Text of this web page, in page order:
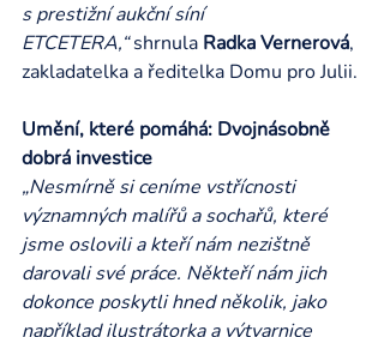
s prestižní aukční síní
ETCETERA,“ shrnula Radka Vernerová,
zakladatelka a ředitelka Domu pro Julii.
Umění, které pomáhá: Dvojnásobně
dobrá investice
„Nesmírně si ceníme vstřícnosti
významných malířů a sochařů, které
jsme oslovili a kteří nám nezištně
darovali své práce. Někteří nám jich
dokonce poskytli hned několik, jako
například ilustrátorka a výtvarnice